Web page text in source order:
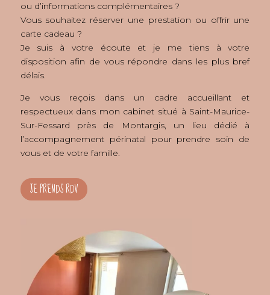
ou d’informations complémentaires ?
Vous souhaitez réserver une prestation ou offrir une
carte cadeau ?
Je suis à votre écoute et je me tiens à votre
disposition afin de vous répondre dans les plus bref
délais.
Je vous reçois dans un cadre accueillant et
respectueux dans mon cabinet situé à Saint-Maurice-
Sur-Fessard près de Montargis, un lieu dédié à
l’accompagnement périnatal pour prendre soin de
vous et de votre famille.
JE PRENDS RDV